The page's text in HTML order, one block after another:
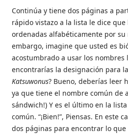
Continúa y tiene dos páginas a
rápido vistazo a la lista le dice que
ordenadas alfabéticamente por su
embargo, imagine que usted es
acostumbrado a usar los nombres
encontrarías la designación para
Katsuwonus? Bueno, deberías leer
ya que tiene el nombre común de
sándwich!) Y es el último en la
común. “¡Bien!”, Piensas. En este
dos páginas para encontrar lo que